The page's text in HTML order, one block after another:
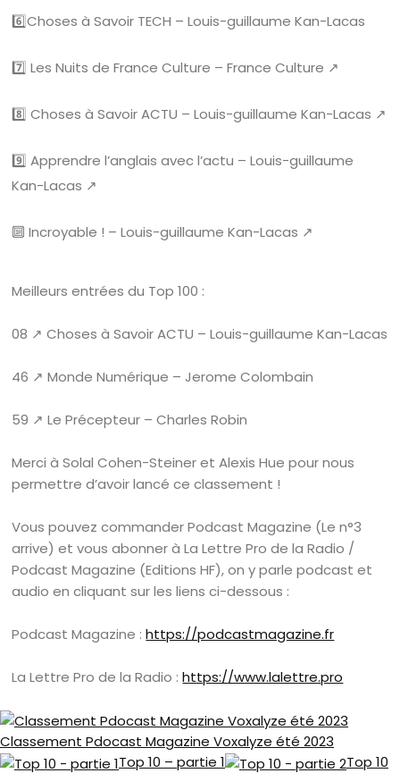
6️⃣Choses à Savoir TECH – Louis-guillaume Kan-Lacas
7️⃣ Les Nuits de France Culture – France Culture ↗️
8️⃣ Choses à Savoir ACTU – Louis-guillaume Kan-Lacas ↗️
9️⃣ Apprendre l’anglais avec l’actu – Louis-guillaume
Kan-Lacas ↗️
🔟 Incroyable ! – Louis-guillaume Kan-Lacas ↗️
Meilleurs entrées du Top 100 :
08 ↗️ Choses à Savoir ACTU – Louis-guillaume Kan-Lacas
46 ↗️ Monde Numérique – Jerome Colombain
59 ↗️ Le Précepteur – Charles Robin
Merci à Solal Cohen-Steiner et Alexis Hue pour nous
permettre d’avoir lancé ce classement !
Vous pouvez commander Podcast Magazine (Le n°3
arrive) et vous abonner à La Lettre Pro de la Radio /
Podcast Magazine (Editions HF), on y parle podcast et
audio en cliquant sur les liens ci-dessous :
Podcast Magazine :https://podcastmagazine.fr
La Lettre Pro de la Radio :https://www.lalettre.pro
Classement Pdocast Magazine Voxalyze été 2023
Top 10 – partie 1
Top 10